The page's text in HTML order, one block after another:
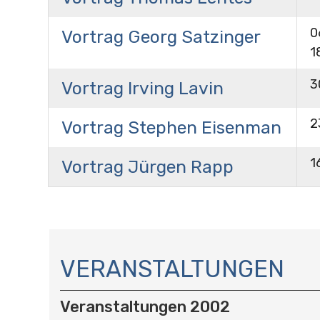
Vortrag Georg Satzinger
Vortrag Irving Lavin
Vortrag Stephen Eisenman
Vortrag Jürgen Rapp
A
V
I
G
VERANSTALTUNGEN
Veranstaltungen 2002